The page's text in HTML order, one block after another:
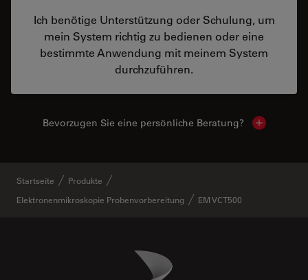
Ich benötige Unterstützung oder Schulung, um
mein System richtig zu bedienen oder eine
bestimmte Anwendung mit meinem System
durchzuführen.
Bevorzugen Sie eine persönliche Beratung? Show
Startseite
Produkte
Elektronenmikroskopie Probenvorbereitung
EM VCT500
Danaher Logo